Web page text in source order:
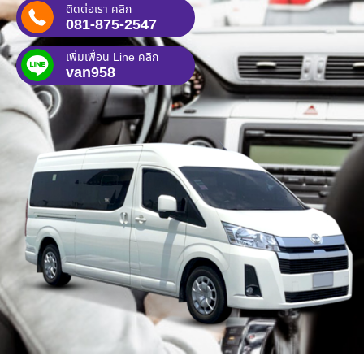
ติดต่อเรา คลิก
081-875-2547
เพิ่มเพื่อน Line คลิก
van958